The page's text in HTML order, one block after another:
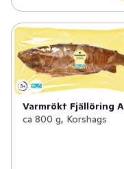
Varmrökt Fjällöring
ca 800 g, Korshags